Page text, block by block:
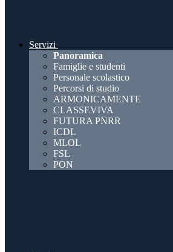
Servizi
Panoramica
Famiglie e studenti
Personale scolastico
Percorsi di studio
ARMONICAMENTE
CLASSEVIVA
FUTURA PNRR
ICDL
MLOL
FSL
PON